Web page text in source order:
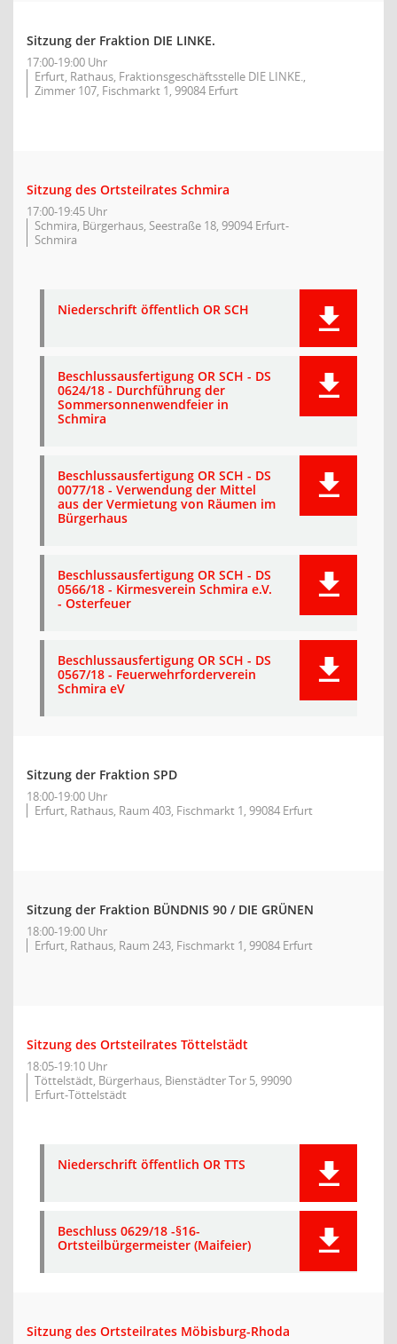
Sitzung der Fraktion DIE LINKE.
17:00-19:00 Uhr
Erfurt, Rathaus, Fraktionsgeschäftsstelle DIE LINKE.,
Zimmer 107, Fischmarkt 1, 99084 Erfurt
Sitzung des Ortsteilrates Schmira
17:00-19:45 Uhr
Schmira, Bürgerhaus, Seestraße 18, 99094 Erfurt-
Schmira
Niederschrift öffentlich OR SCH
Beschlussausfertigung OR SCH - DS
0624/18 - Durchführung der
Sommersonnenwendfeier in
Schmira
Beschlussausfertigung OR SCH - DS
0077/18 - Verwendung der Mittel
aus der Vermietung von Räumen im
Bürgerhaus
Beschlussausfertigung OR SCH - DS
0566/18 - Kirmesverein Schmira e.V.
- Osterfeuer
Beschlussausfertigung OR SCH - DS
0567/18 - Feuerwehrforderverein
Schmira eV
Sitzung der Fraktion SPD
18:00-19:00 Uhr
Erfurt, Rathaus, Raum 403, Fischmarkt 1, 99084 Erfurt
Sitzung der Fraktion BÜNDNIS 90 / DIE GRÜNEN
18:00-19:00 Uhr
Erfurt, Rathaus, Raum 243, Fischmarkt 1, 99084 Erfurt
Sitzung des Ortsteilrates Töttelstädt
18:05-19:10 Uhr
Töttelstädt, Bürgerhaus, Bienstädter Tor 5, 99090
Erfurt-Töttelstädt
Niederschrift öffentlich OR TTS
Beschluss 0629/18 -§16-
Ortsteilbürgermeister (Maifeier)
Sitzung des Ortsteilrates Möbisburg-Rhoda